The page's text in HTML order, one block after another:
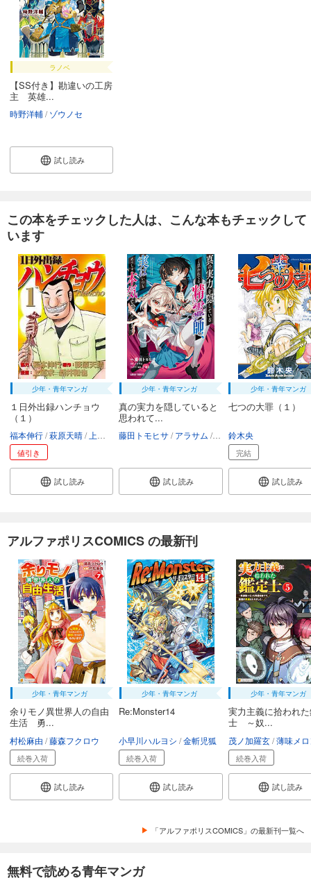
ラノベ
【SS付き】勘違いの工房
主 英雄...
時野洋輔 ゾウノセ
試し読み
この本をチェックした人は、こんな本もチェックして
います
少年・青年マンガ
１日外出録ハンチョウ
（１）
福本伸行 萩原天晴 上原求 新井和也
値引き
試し読み
少年・青年マンガ
真の実力を隠していると
思われて...
藤田トモヒサ アラサム 刀彼方
試し読み
少年・青年マンガ
七つの大罪（１）
鈴木央
完結
試し読み
アルファポリスCOMICS の最新刊
少年・青年マンガ
余りモノ異世界人の自由
生活 勇...
村松麻由 藤森フクロウ
続巻入荷
試し読み
少年・青年マンガ
Re:Monster14
小早川ハルヨシ 金斬児狐
続巻入荷
試し読み
少年・青年マンガ
実力主義に拾われ
士 ～奴...
茂ノ加羅玄 薄味メ
続巻入荷
試し読み
「アルファポリスCOMICS」の最新刊一覧へ
無料で読める青年マンガ